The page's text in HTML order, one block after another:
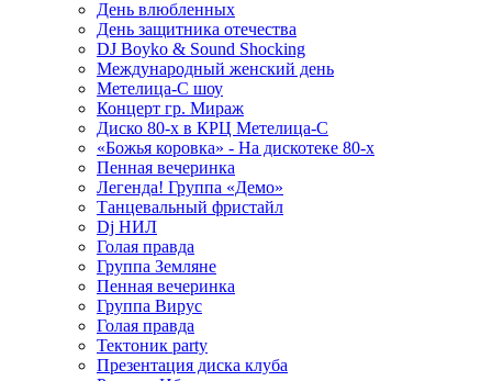
День влюбленных
День защитника отечества
DJ Boyko & Sound Shocking
Международный женский день
Метелица-С шоу
Концерт гр. Мираж
Диско 80-х в КРЦ Метелица-С
«Божья коровка» - На дискотеке 80-х
Пенная вечеринка
Легенда! Группа «Демо»
Танцевальный фристайл
Dj НИЛ
Голая правда
Группа Земляне
Пенная вечеринка
Группа Вирус
Голая правда
Тектоник party
Презентация диска клуба